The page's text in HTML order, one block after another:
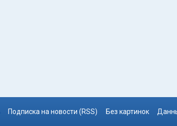
Подписка на новости (RSS) Без картинок